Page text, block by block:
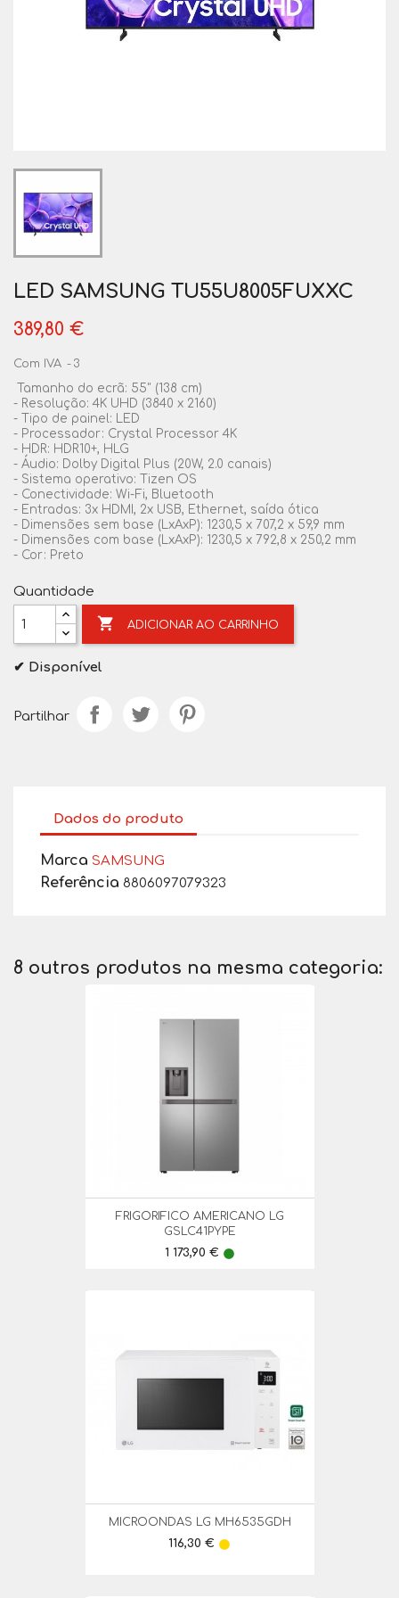
LED SAMSUNG TU55U8005FUXXC
389,80 €
Com IVA 3
Tamanho do ecrã: 55" (138 cm)
- Resolução: 4K UHD (3840 x 2160)
- Tipo de painel: LED
- Processador: Crystal Processor 4K
- HDR: HDR10+, HLG
- Áudio: Dolby Digital Plus (20W, 2.0 canais)
- Sistema operativo: Tizen OS
- Conectividade: Wi-Fi, Bluetooth
- Entradas: 3x HDMI, 2x USB, Ethernet, saída ótica
- Dimensões sem base (LxAxP): 1230,5 x 707,2 x 59,9 mm
- Dimensões com base (LxAxP): 1230,5 x 792,8 x 250,2 mm
- Cor: Preto
Quantidade
 ADICIONAR AO CARRINHO
✔ Disponível
Partilhar
Dados do produto
Marca SAMSUNG
Referência 8806097079323
8 outros produtos na mesma categoria:
FRIGORIFICO AMERICANO LG
GSLC41PYPE
Preço
1 173,90 € lens
MICROONDAS LG MH6535GDH
Preço
116,30 € lens